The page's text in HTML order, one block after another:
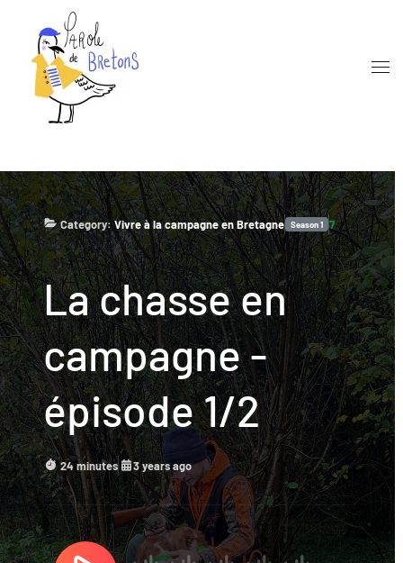
Skip to main content
Category:Vivre à la campagne en Bretagne Season1 7
La chasse en
campagne -
épisode 1/2
24 minutes 3 years ago